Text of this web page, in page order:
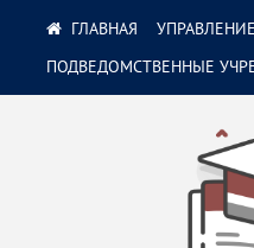
УПРАВЛЕНИЕ
ПОДВЕДОМСТВЕННЫЕ